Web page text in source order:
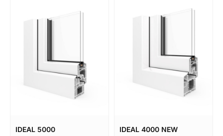
IDEAL 5000 IDEAL 4000 NEW